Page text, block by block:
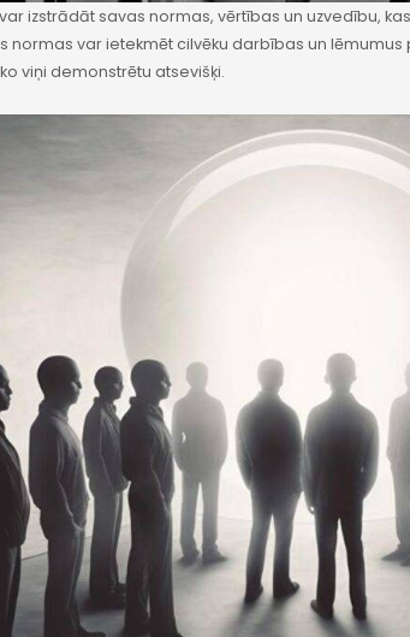
izstrādāt savas normas, vērtības un uzvedību,
normas var ietekmēt cilvēku darbības un lēmumus
viņi demonstrētu atsevišķi.